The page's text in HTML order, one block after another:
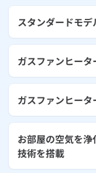
スタンダードモデ
ガスファンヒー
ガスファンヒー
お部屋の空気を浄
技術を搭載